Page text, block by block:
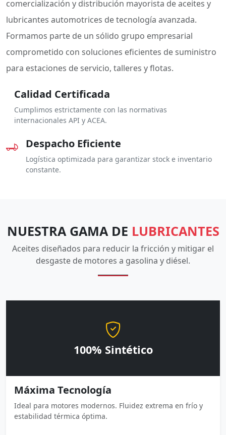
comercialización y distribución mayorista de aceites y
lubricantes automotrices de tecnología avanzada.
Formamos parte de un sólido grupo empresarial
comprometido con soluciones eficientes de suministro
para estaciones de servicio, talleres y flotas.
Calidad Certificada
Cumplimos estrictamente con las normativas
internacionales API y ACEA.
Despacho Eficiente
Logística optimizada para garantizar stock e inventario
constante.
NUESTRA GAMA DE LUBRICANTES
Aceites diseñados para reducir la fricción y mitigar el
desgaste de motores a gasolina y diésel.
100% Sintético
Máxima Tecnología
Ideal para motores modernos. Fluidez extrema en frío y
estabilidad térmica óptima.